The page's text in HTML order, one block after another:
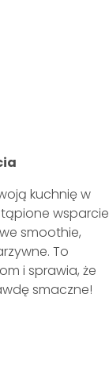
kuchnię w
wsparcie
smoothie,
To
i sprawia, że
smaczne!